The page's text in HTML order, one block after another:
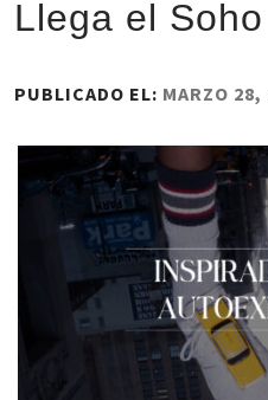
Llega el
PUBLICADO EL: MARZO 28,